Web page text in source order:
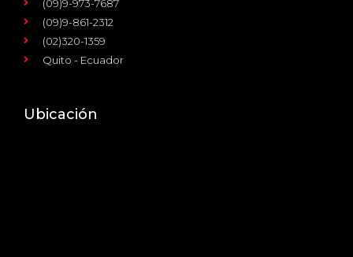
(09)9-973-7687
(09)9-861-2312
(02)320-1359
Quito - Ecuador
Ubicación